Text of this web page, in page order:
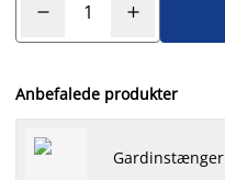
Anbefalede produkter
Gardinstænger